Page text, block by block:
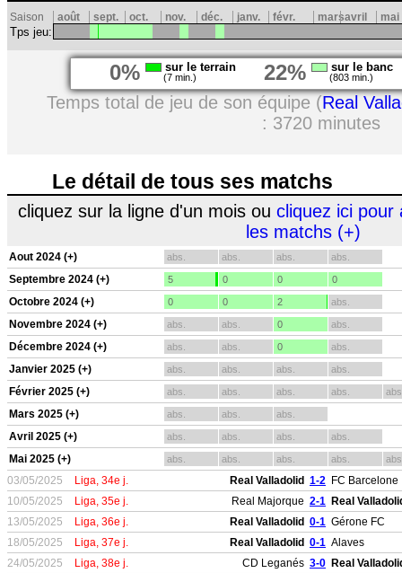
Saison août sept. oct. nov. déc. janv. févr. marsavril mai
Tps jeu:
0% sur le terrain
(7 min.) 22% sur le banc
(803 min.)
Temps total de jeu de son équipe (Real
: 3720 minutes
Le détail de tous ses matchs
cliquez sur la ligne d'un mois ou cliquez ici pour
les matchs (+)
Aout 2024 (+) abs. abs. abs. abs.
Septembre 2024 (+) 5 0 0 0
Octobre 2024 (+) 0 0 2 abs.
Novembre 2024 (+) abs. abs. 0 abs.
Décembre 2024 (+) abs. abs. 0 abs.
Janvier 2025 (+) abs. abs. abs. abs.
Février 2025 (+) abs. abs. abs. abs.
Mars 2025 (+) abs. abs. abs.
Avril 2025 (+) abs. abs. abs. abs.
Mai 2025 (+) abs. abs. abs. abs.
03/05/2025 Liga, 34e j. Real Valladolid 1-2 FC Barcelone
10/05/2025
Liga, 35e j. Real Majorque 2-1 Real
13/05/2025
Liga, 36e j. Real Valladolid 0-1 Gérone FC
18/05/2025
Liga, 37e j. Real Valladolid 0-1 Alaves
24/05/2025
Liga, 38e j. CD Leganés 3-0 Real